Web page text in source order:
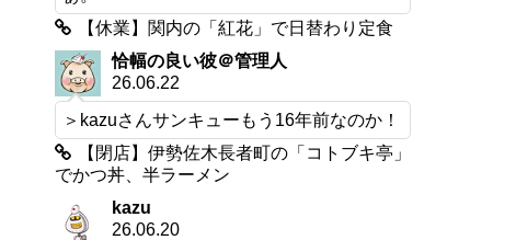
【休業】関内の「紅花」で日替わり定食
恰幅の良い彼＠管理人
26.06.22
＞kazuさんサンキューもう16年前なのか！
【閉店】伊勢佐木長者町の「コトブキ亭」
でかつ丼、半ラーメン
kazu
26.06.20